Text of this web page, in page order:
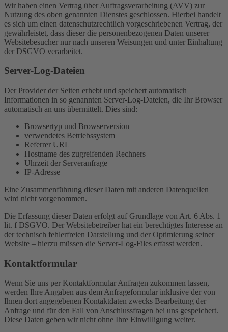
Wir haben einen Vertrag über Auftragsverarbeitung (AVV) zur
Nutzung des oben genannten Dienstes geschlossen. Hierbei handelt
es sich um einen datenschutzrechtlich vorgeschriebenen Vertrag, der
gewährleistet, dass dieser die personenbezogenen Daten unserer
Websitebesucher nur nach unseren Weisungen und unter Einhaltung
der DSGVO verarbeitet.
Server-Log-Dateien
Der Provider der Seiten erhebt und speichert automatisch
Informationen in so genannten Server-Log-Dateien, die Ihr Browser
automatisch an uns übermittelt. Dies sind:
Browsertyp und Browserversion
verwendetes Betriebssystem
Referrer URL
Hostname des zugreifenden Rechners
Uhrzeit der Serveranfrage
IP-Adresse
Eine Zusammenführung dieser Daten mit anderen Datenquellen
wird nicht vorgenommen.
Die Erfassung dieser Daten erfolgt auf Grundlage von Art. 6 Abs. 1
lit. f DSGVO. Der Websitebetreiber hat ein berechtigtes Interesse an
der technisch fehlerfreien Darstellung und der Optimierung seiner
Website – hierzu müssen die Server-Log-Files erfasst werden.
Kontaktformular
Wenn Sie uns per Kontaktformular Anfragen zukommen lassen,
werden Ihre Angaben aus dem Anfrageformular inklusive der von
Ihnen dort angegebenen Kontaktdaten zwecks Bearbeitung der
Anfrage und für den Fall von Anschlussfragen bei uns gespeichert.
Diese Daten geben wir nicht ohne Ihre Einwilligung weiter.